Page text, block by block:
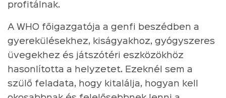
profitálnak.
A WHO főigazgatója a genfi beszédben a
gyerekülésekhez, kiságyakhoz, gyógyszeres
üvegekhez és játszótéri eszközökhöz
hasonlította a helyzetet. Ezeknél sem a
szülő feladata, hogy kitalálja, hogyan kell